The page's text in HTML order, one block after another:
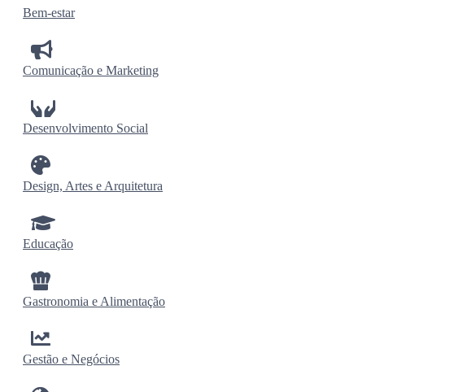
Bem-estar
Comunicação e Marketing
Desenvolvimento Social
Design, Artes e Arquitetura
Educação
Gastronomia e Alimentação
Gestão e Negócios